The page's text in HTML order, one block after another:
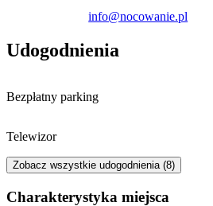
info@nocowanie.pl
Udogodnienia
Bezpłatny parking
Telewizor
Zobacz wszystkie udogodnienia (8)
Charakterystyka miejsca